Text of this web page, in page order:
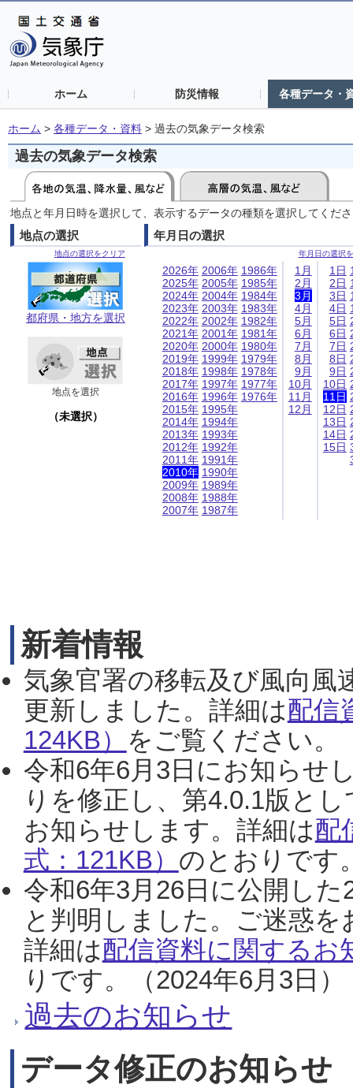
ホーム 防災情報 各種データ・
ホーム > 各種データ・資料 > 過去の気象データ検索
過去の気象データ検索
地点と年月日時を選択して、表示するデータの種類を選択してくだ
地点の選択
地点の選択をクリア
都府県・地方を選択
地点を選択
（未選択）
年月日の選択
年月日の選択
2026年
2025年
2024年
2023年
2022年
2021年
2020年
2019年
2018年
2017年
2016年
2015年
2014年
2013年
2012年
2011年
2010年
2009年
2008年
2007年
2006年
2005年
2004年
2003年
2002年
2001年
2000年
1999年
1998年
1997年
1996年
1995年
1994年
1993年
1992年
1991年
1990年
1989年
1988年
1987年
1986年
1985年
1984年
1983年
1982年
1981年
1980年
1979年
1978年
1977年
1976年
1月
2月
3月
4月
5月
6月
7月
8月
9月
10月
11月
12月
1日
2日
3日
4日
5日
6日
7日
8日
9日
10日
11日
12日
13日
14日
15日
新着情報
気象官署の移転及び風向風
更新しました。詳細は配信
124KB） をご覧ください。
令和6年6月3日にお知らせ
りを修正し、第4.0.1版と
お知らせします。詳細は配
式：121KB） のとおりです
令和6年3月26日に公開し
と判明しました。ご迷惑
詳細は配信資料に関するお
りです。（2024年6月3日）
過去のお知らせ
データ修正のお知らせ